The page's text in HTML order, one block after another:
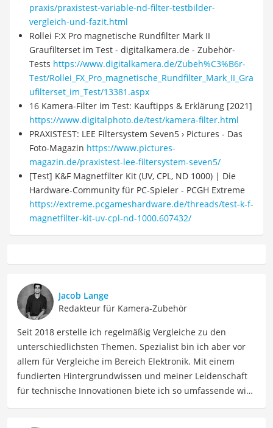
praxis/praxistest-variable-nd-filter-testbilder-
vergleich-und-fazit.html
Rollei F:X Pro magnetische Rundfilter Mark II
Graufilterset im Test - digitalkamera.de - Zubehör-
Tests https://www.digitalkamera.de/Zubeh%C3%B6r-
Test/Rollei_FX_Pro_magnetische_Rundfilter_Mark_II_Gra
ufilterset_im_Test/13381.aspx
16 Kamera-Filter im Test: Kauftipps & Erklärung [2021]
https://www.digitalphoto.de/test/kamera-filter.html
PRAXISTEST: LEE Filtersystem Seven5 › Pictures - Das
Foto-Magazin https://www.pictures-
magazin.de/praxistest-lee-filtersystem-seven5/
[Test] K&F Magnetfilter Kit (UV, CPL, ND 1000) | Die
Hardware-Community für PC-Spieler - PCGH Extreme
https://extreme.pcgameshardware.de/threads/test-k-f-
magnetfilter-kit-uv-cpl-nd-1000.607432/
Jacob Lange
Redakteur für Kamera-Zubehör
Seit 2018 erstelle ich regelmäßig Vergleiche zu den
unterschiedlichsten Themen. Spezialist bin ich aber vor
allem für Vergleiche im Bereich Elektronik. Mit einem
fundierten Hintergrundwissen und meiner Leidenschaft
für technische Innovationen biete ich so umfassende wie